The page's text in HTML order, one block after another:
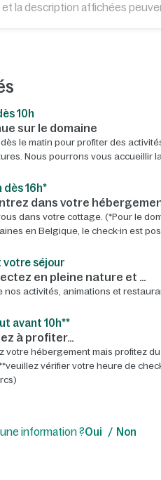
et la description affichées
10h​
sur le domaine​
le matin pour profiter des
Nous pourrons vous accueillir
dès 16h*​
dans votre
dans votre cottage. (*Pour le
en Belgique, le check-in est
votre séjour
en pleine nature et …
nos activités, animations et
avant 10h**
à profiter…
votre hébergement mais profitez
vérifier votre heure de
information ?Oui Non